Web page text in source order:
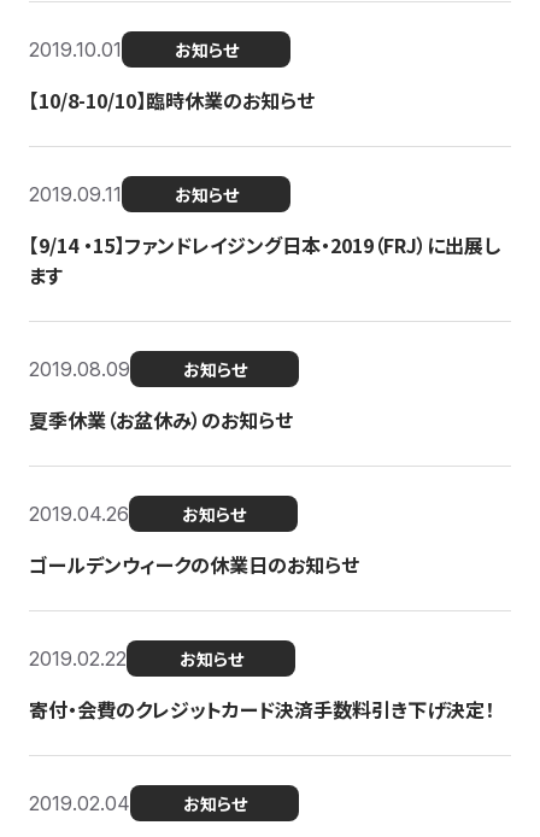
2019.10.01 お知らせ
【10/8-10/10】臨時休業のお知らせ
2019.09.11 お知らせ
【9/14 ・15】ファンドレイジング日本・2019（FRJ）に出展し
ます
2019.08.09 お知らせ
夏季休業（お盆休み）のお知らせ
2019.04.26 お知らせ
ゴールデンウィークの休業日のお知らせ
2019.02.22 お知らせ
寄付・会費のクレジットカード決済手数料引き下げ決定！
2019.02.04 お知らせ